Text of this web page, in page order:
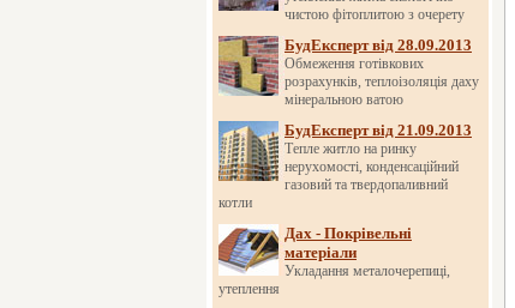
чистою фітоплитою з очерету
БудЕксперт від 28.09.2013
Обмеження готівкових
розрахунків, теплоізоляція даху
мінеральною ватою
БудЕксперт від 21.09.2013
Тепле житло на ринку
нерухомості, конденсаційний
газовий та твердопаливний
котли
Дах - Покрівельні
матеріали
Укладання металочерепиці,
утеплення